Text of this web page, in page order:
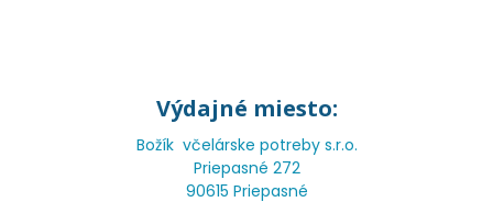
Výdajné miesto:
Božík včelárske potreby s.r.o.
Priepasné 272
90615 Priepasné